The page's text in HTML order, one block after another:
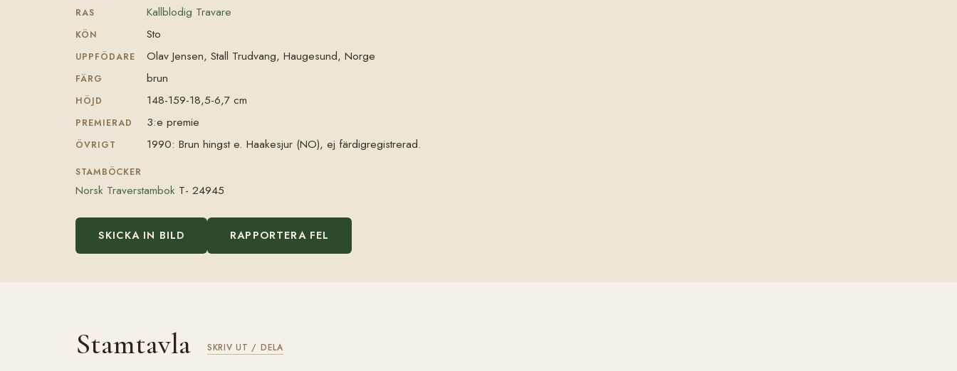
RAS
Kallblodig Travare
KÖN Sto
UPPFÖDARE Olav Jensen, Stall Trudvang, Haugesund, Norge
FÄRG brun
HÖJD 148-159-18,5-6,7 cm
PREMIERAD 3:e premie
ÖVRIGT 1990: Brun hingst e. Haakesjur (NO), ej färdigregistrerad.
STAMBÖCKER
Norsk Traverstambok T- 24945
SKICKA IN BILD RAPPORTERA FEL
Stamtavla SKRIV UT / DELA